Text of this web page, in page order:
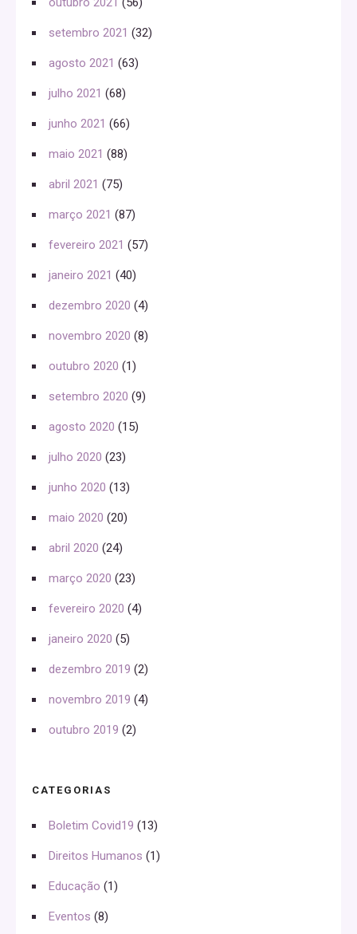
setembro 2021 (32)
agosto 2021 (63)
julho 2021 (68)
junho 2021 (66)
maio 2021 (88)
abril 2021 (75)
março 2021 (87)
fevereiro 2021 (57)
janeiro 2021 (40)
dezembro 2020 (4)
novembro 2020 (8)
outubro 2020 (1)
setembro 2020 (9)
agosto 2020 (15)
julho 2020 (23)
junho 2020 (13)
maio 2020 (20)
abril 2020 (24)
março 2020 (23)
fevereiro 2020 (4)
janeiro 2020 (5)
dezembro 2019 (2)
novembro 2019 (4)
outubro 2019 (2)
CATEGORIAS
Boletim Covid19 (13)
Direitos Humanos (1)
Educação (1)
Eventos (8)